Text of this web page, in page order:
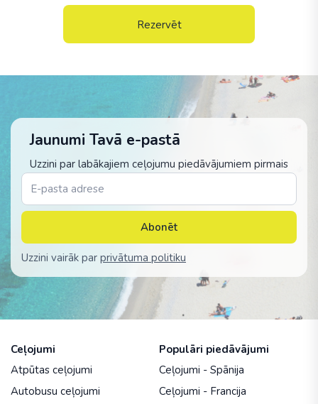
Rezervēt
Jaunumi Tavā e-pastā
Uzzini par labākajiem ceļojumu piedāvājumiem pirmais
Abonēt
Uzzini vairāk par privātuma politiku
Ceļojumi
Atpūtas ceļojumi
Autobusu ceļojumi
Populāri piedāvājumi
Ceļojumi - Spānija
Ceļojumi - Francija